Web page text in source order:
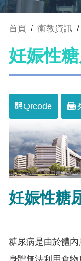
首頁 / 衛教資訊 /
妊娠性
Qrcode
妊娠性糖
糖尿病是由於體